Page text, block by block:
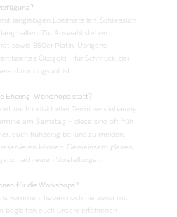
langlebigen Edelmetallen. Schliesslich
halten. Zur Auswahl stehen
sowie 950er Platin. Übrigens
Ökogold – für Schmuck, der
ist.
Ehering-Workshops statt?
nach individueller Terminvereinbarung
am Samstag – diese sind oft früh
euch frühzeitig bei uns zu melden,
können. Gemeinsam planen
nach euren Vorstellungen.
für die Workshops?
kommen, haben noch nie zuvor mit
begleiten euch unsere erfahrenen